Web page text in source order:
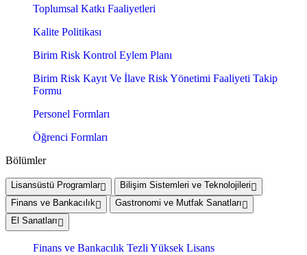
Toplumsal Katkı Faaliyetleri
Kalite Politikası
Birim Risk Kontrol Eylem Planı
Birim Risk Kayıt Ve İlave Risk Yönetimi Faaliyeti Takip
Formu
Personel Formları
Öğrenci Formları
Bölümler
Lisansüstü Programlar
Bilişim Sistemleri ve Teknolojileri
Finans ve Bankacılık
Gastronomi ve Mutfak Sanatları
El Sanatları
Finans ve Bankacılık Tezli Yüksek Lisans